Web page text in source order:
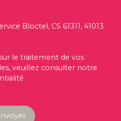
Bloctel, CS 61311, 41013
le traitement de vos
veuillez consulter notre
.